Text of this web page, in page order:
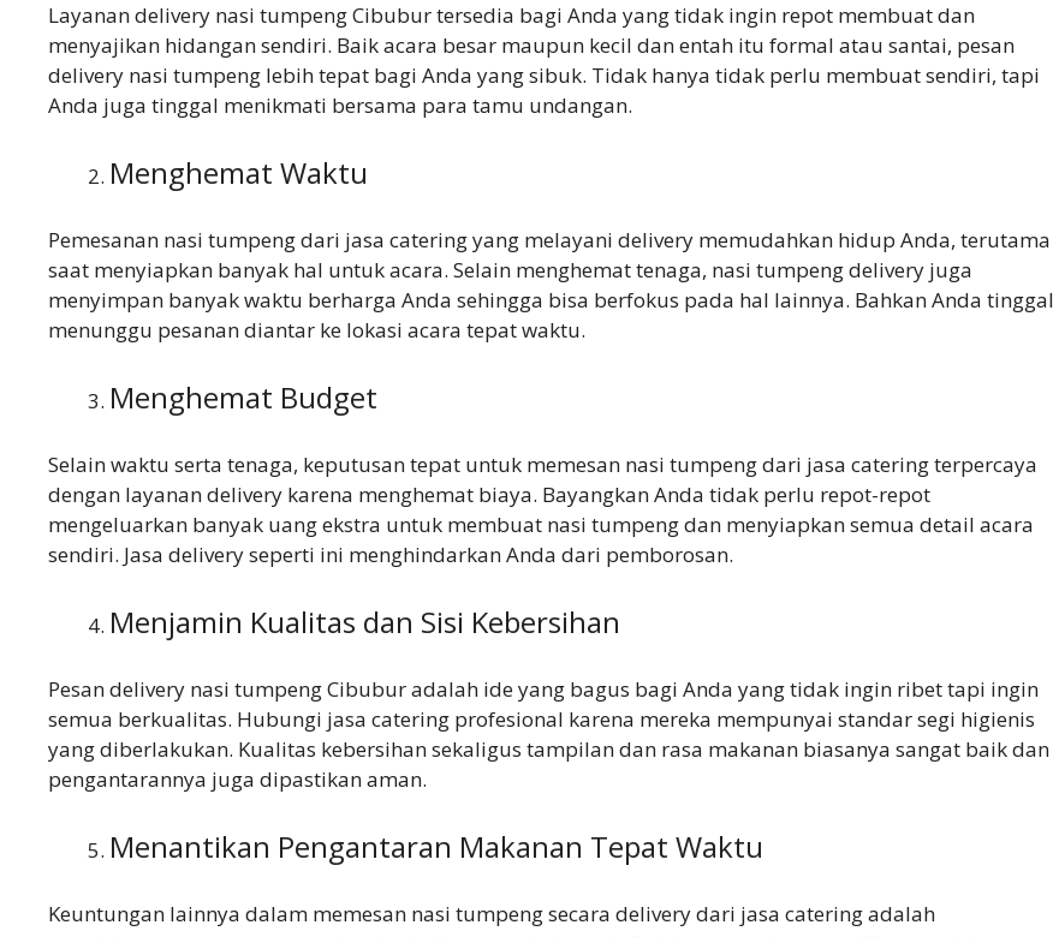
Layanan delivery nasi tumpeng Cibubur tersedia bagi Anda yang tidak ingin repot membuat dan
menyajikan hidangan sendiri. Baik acara besar maupun kecil dan entah itu formal atau santai, pesan
delivery nasi tumpeng lebih tepat bagi Anda yang sibuk. Tidak hanya tidak perlu membuat sendiri, tapi
Anda juga tinggal menikmati bersama para tamu undangan.
Menghemat Waktu
Pemesanan nasi tumpeng dari jasa catering yang melayani delivery memudahkan hidup Anda, terutama
saat menyiapkan banyak hal untuk acara. Selain menghemat tenaga, nasi tumpeng delivery juga
menyimpan banyak waktu berharga Anda sehingga bisa berfokus pada hal lainnya. Bahkan Anda tinggal
menunggu pesanan diantar ke lokasi acara tepat waktu.
Menghemat Budget
Selain waktu serta tenaga, keputusan tepat untuk memesan nasi tumpeng dari jasa catering terpercaya
dengan layanan delivery karena menghemat biaya. Bayangkan Anda tidak perlu repot-repot
mengeluarkan banyak uang ekstra untuk membuat nasi tumpeng dan menyiapkan semua detail acara
sendiri. Jasa delivery seperti ini menghindarkan Anda dari pemborosan.
Menjamin Kualitas dan Sisi Kebersihan
Pesan delivery nasi tumpeng Cibubur adalah ide yang bagus bagi Anda yang tidak ingin ribet tapi ingin
semua berkualitas. Hubungi jasa catering profesional karena mereka mempunyai standar segi higienis
yang diberlakukan. Kualitas kebersihan sekaligus tampilan dan rasa makanan biasanya sangat baik dan
pengantarannya juga dipastikan aman.
Menantikan Pengantaran Makanan Tepat Waktu
Keuntungan lainnya dalam memesan nasi tumpeng secara delivery dari jasa catering adalah